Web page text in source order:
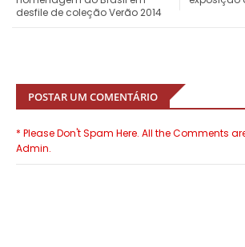
desfile de coleção Verão 2014
POSTAR UM COMENTÁRIO
* Please Don't Spam Here. All the Comments
Admin.